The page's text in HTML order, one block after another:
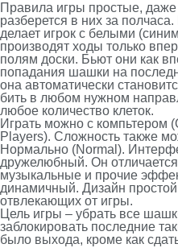
Правила игры простые,
разберется в них за
делает игрок с белыми
производят ходы только
полям доски. Бьют они как
попадания шашки на
она автоматически
бить в любом нужном
любое количество клеток.
Играть можно с компьтером
Players). Сложность также
Нормально (Normal).
дружелюбный. Он
музыкальные и прочие
динамичный. Дизайн
отвлекающих от игры.
Цель игры – убрать все
заблокировать последние
было выхода, кроме как